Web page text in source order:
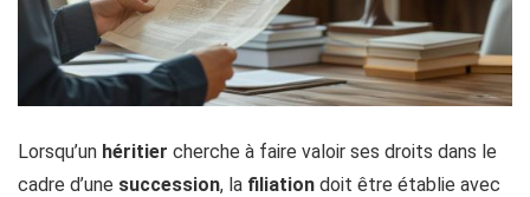
Lorsqu’un héritier cherche à faire valoir ses droits dans le
cadre d’une succession, la filiation doit être établie avec